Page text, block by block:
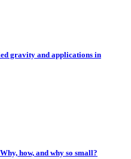
gravity and applications in
how, and why so small?